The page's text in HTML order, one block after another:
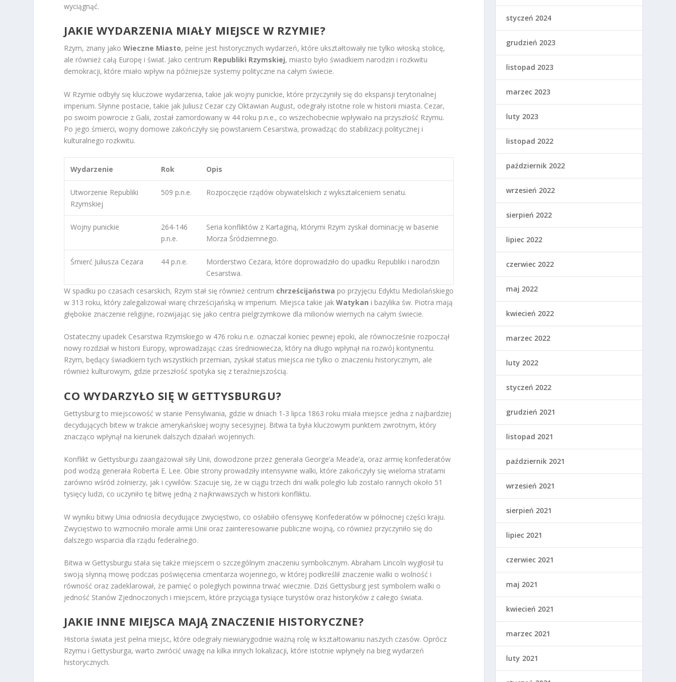
wyciągnąć.
JAKIE WYDARZENIA MIAŁY MIEJSCE W RZYMIE?
Rzym, znany jakoWieczne Miasto, pełne jest historycznych wydarzeń, które ukształtowały nie tylko włoską stolicę,
ale również całą Europę i świat. Jako centrum Republiki Rzymskiej, miasto było świadkiem narodzin i rozkwitu
demokracji, które miało wpływ na późniejsze systemy polityczne na całym świecie.
W Rzymie odbyły się kluczowe wydarzenia, takie jak wojny punickie, które przyczyniły się do ekspansji terytorialnej
imperium. Słynne postacie, takie jak Juliusz Cezar czy Oktawian August, odegrały istotne role w historii miasta. Cezar,
po swoim powrocie z Galii, został zamordowany w 44 roku p.n.e., co wszechobecnie wpływało na przyszłość Rzymu.
Po jego śmierci, wojny domowe zakończyły się powstaniem Cesarstwa, prowadząc do stabilizacji politycznej i
kulturalnego rozkwitu.
Wydarzenie Rok Opis
Utworzenie Republiki
Rzymskiej
509 p.n.e. Rozpoczęcie rządów obywatelskich z wykształceniem senatu.
Wojny punickie
264-146
p.n.e.
Seria konfliktów z Kartaginą, którymi Rzym zyskał dominację w basenie
Morza Śródziemnego.
Śmierć Juliusza Cezara 44 p.n.e.
Morderstwo Cezara, które doprowadziło do upadku Republiki i narodzin
Cesarstwa.
W spadku po czasach cesarskich, Rzym stał się również centrum chrześcijaństwa po przyjęciu Edyktu Mediolańskiego
w 313 roku, który zalegalizował wiarę chrześcijańską w imperium. Miejsca takie jakWatykan i bazylika św. Piotra mają
głębokie znaczenie religijne, rozwijając się jako centra pielgrzymkowe dla milionów wiernych na całym świecie.
Ostateczny upadek Cesarstwa Rzymskiego w 476 roku n.e. oznaczał koniec pewnej epoki, ale równocześnie rozpoczął
nowy rozdział w historii Europy, wprowadzając czas średniowiecza, który na długo wpłynął na rozwój kontynentu.
Rzym, będący świadkiem tych wszystkich przemian, zyskał status miejsca nie tylko o znaczeniu historycznym, ale
również kulturowym, gdzie przeszłość spotyka się z teraźniejszością.
CO WYDARZYŁO SIĘ W GETTYSBURGU?
Gettysburg to miejscowość w stanie Pensylwania, gdzie w dniach 1-3 lipca 1863 roku miała miejsce jedna z najbardziej
decydujących bitew w trakcie amerykańskiej wojny secesyjnej. Bitwa ta była kluczowym punktem zwrotnym, który
znacząco wpłynął na kierunek dalszych działań wojennych.
Konflikt w Gettysburgu zaangażował siły Unii, dowodzone przez generała George’a Meade’a, oraz armię konfederatów
pod wodzą generała Roberta E. Lee. Obie strony prowadziły intensywne walki, które zakończyły się wieloma stratami
zarówno wśród żołnierzy, jak i cywilów. Szacuje się, że w ciągu trzech dni walk poległo lub zostało rannych około 51
tysięcy ludzi, co uczyniło tę bitwę jedną z najkrwawszych w historii konfliktu.
W wyniku bitwy Unia odniosła decydujące zwycięstwo, co osłabiło ofensywę Konfederatów w północnej części kraju.
Zwycięstwo to wzmocniło morale armii Unii oraz zainteresowanie publiczne wojną, co również przyczyniło się do
dalszego wsparcia dla rządu federalnego.
Bitwa w Gettysburgu stała się także miejscem o szczególnym znaczeniu symbolicznym. Abraham Lincoln wygłosił tu
swoją słynną mowę podczas poświęcenia cmentarza wojennego, w której podkreślił znaczenie walki o wolność i
równość oraz zadeklarował, że pamięć o poległych powinna trwać wiecznie. Dziś Gettysburg jest symbolem walki o
jedność Stanów Zjednoczonych i miejscem, które przyciąga tysiące turystów oraz historyków z całego świata.
JAKIE INNE MIEJSCA MAJĄ ZNACZENIE HISTORYCZNE?
Historia świata jest pełna miejsc, które odegrały niewiarygodnie ważną rolę w kształtowaniu naszych czasów. Oprócz
Rzymu i Gettysburga, warto zwrócić uwagę na kilka innych lokalizacji, które istotnie wpłynęły na bieg wydarzeń
historycznych.
styczeń 2024
grudzień 2023
listopad 2023
marzec 2023
luty 2023
listopad 2022
październik 2022
wrzesień 2022
sierpień 2022
lipiec 2022
czerwiec 2022
maj 2022
kwiecień 2022
marzec 2022
luty 2022
styczeń 2022
grudzień 2021
listopad 2021
październik 2021
wrzesień 2021
sierpień 2021
lipiec 2021
czerwiec 2021
maj 2021
kwiecień 2021
marzec 2021
luty 2021